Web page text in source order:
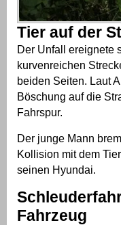
Tier auf der
Der Unfall ereignete
kurvenreichen
beiden Seiten. Laut
Böschung auf die
Fahrspur.
Der junge Mann
Kollision mit dem
seinen Hyundai.
Fahrzeug